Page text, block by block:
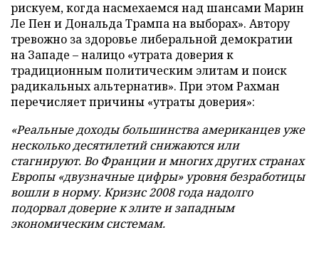
рискуем, когда насмехаемся над шансами Марин
Ле Пен и Дональда Трампа на выборах». Автору
тревожно за здоровье либеральной демократии
на Западе – налицо «утрата доверия к
традиционным политическим элитам и поиск
радикальных альтернатив». При этом Рахман
перечисляет причины «утраты доверия»:
«Реальные доходы большинства американцев уже
несколько десятилетий снижаются или
стагнируют. Во Франции и многих других странах
Европы «двузначные цифры» уровня безработицы
вошли в норму. Кризис 2008 года надолго
подорвал доверие к элите и западным
экономическим системам.